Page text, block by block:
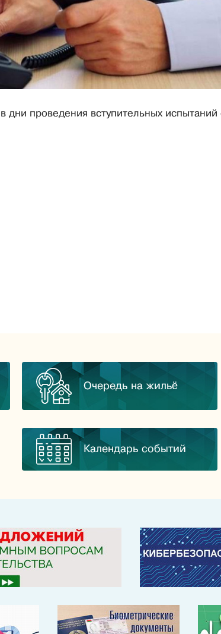
дни проведения вступительных
Очередь на жильё
Календарь событий